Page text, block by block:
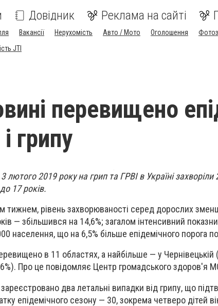
Довідник Реклама на сайті
Вакансії Нерухомість Авто / Мото Оголошення
JTI
перевищено
грипу
лютого 2019 року на грип та ГРВІ в Україні
17 років.
тижнем, рівень захворюваності серед дорослих
— збільшився на 14,6%; загалом інтенсивний
населення, що на 6,5% більше епідемічного порога по
в 11 областях, а найбільше — у Чернівецькій
Про це повідомляє Центр громадського здоров'я
два летальні випадки від грипу, що
епідемічного сезону — 30, зокрема четверо дітей